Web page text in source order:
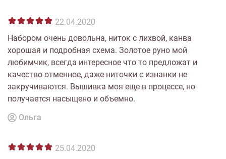
22.04.2020
Набором очень довольна, ниток с лихвой, канва
хорошая и подробная схема. Золотое руно мой
любимчик, всегда интересное что то предложат и
качество отменное, даже ниточки с изнанки не
закручиваются. Вышивка моя еще в процессе, но
получается насыщено и объемно.
Ольга
25.04.2020